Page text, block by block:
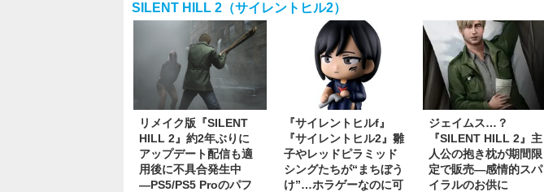
SILENT HILL 2（サイレントヒル2）
リメイク版『SILENT
HILL 2』約2年ぶりに
アップデート配信も適
用後に不具合発生中
―PS5/PS5 Proのパフ
『サイレントヒルf』
『サイレントヒル2』雛
子やレッドピラミッド
シングたちが“まちぼう
け”…ホラゲーなのに可
ジェイムス…？
『SILENT HILL 2』主
人公の抱き枕が期間限
定で販売―感情的スパ
イラルのお供に